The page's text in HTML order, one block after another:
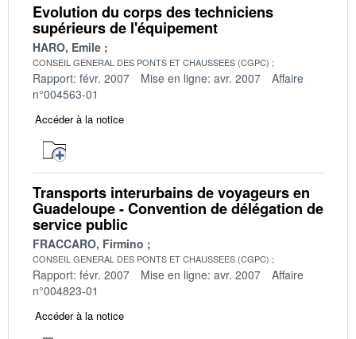
Evolution du corps des techniciens
supérieurs de l'équipement
HARO, Emile
CONSEIL GENERAL DES PONTS ET CHAUSSEES (CGPC)
Rapport: févr. 2007 Mise en ligne: avr. 2007
Affaire
n°004563-01
Accéder à la notice
Transports interurbains de voyageurs en
Guadeloupe - Convention de délégation de
service public
FRACCARO, Firmino
CONSEIL GENERAL DES PONTS ET CHAUSSEES (CGPC)
Rapport: févr. 2007 Mise en ligne: avr. 2007
Affaire
n°004823-01
Accéder à la notice